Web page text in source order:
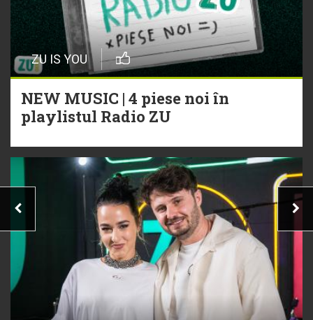
ZU IS YOU
NEW MUSIC | 4 piese noi în
playlistul Radio ZU